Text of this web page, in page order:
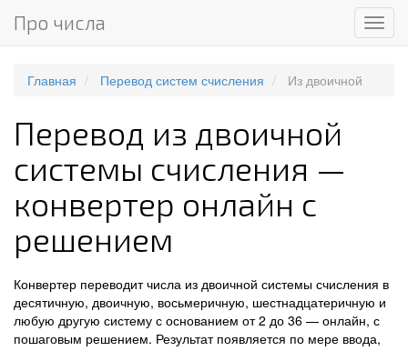
Меню
Про числа
Главная Перевод систем счисления Из двоичной
Перевод из двоичной
системы счисления —
конвертер онлайн с
решением
Конвертер переводит числа из двоичной системы счисления в
десятичную, двоичную, восьмеричную, шестнадцатеричную и
любую другую систему с основанием от 2 до 36 — онлайн, с
пошаговым решением. Результат появляется по мере ввода,